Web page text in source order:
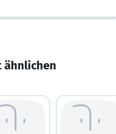
ähnlichen